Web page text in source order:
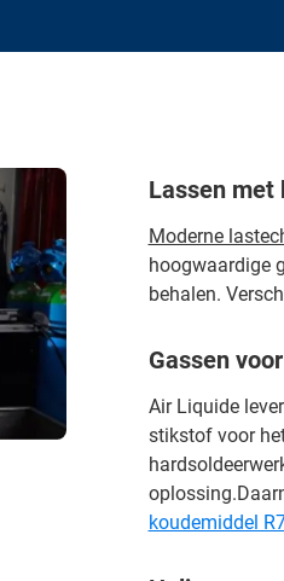
Lassen met
Moderne
hoogwaardige
behalen.
Gassen
Air Liquide
stikstof voor
koudemiddel